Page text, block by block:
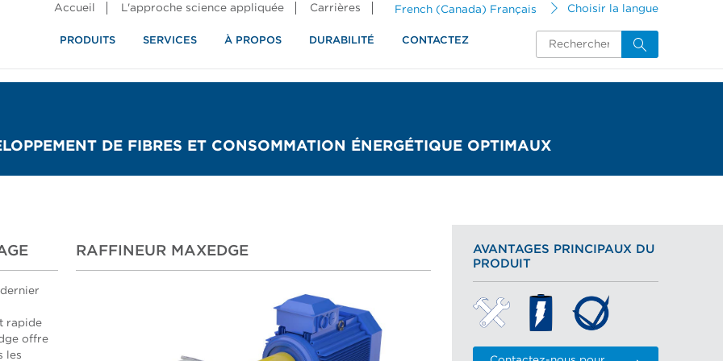
French (Canada) Français Choisir la langue
Accueil L'approche science appliquée Carrières
PRODUITS SERVICES À PROPOS DURABILITÉ CONTACTEZ
DE FIBRES ET CONSOMMATION ÉNERGÉTIQUE OPTIMAUX
rapide
offre
les
RAFFINEUR MAXEDGE
AVANTAGES PRINCIPAUX DU
PRODUIT